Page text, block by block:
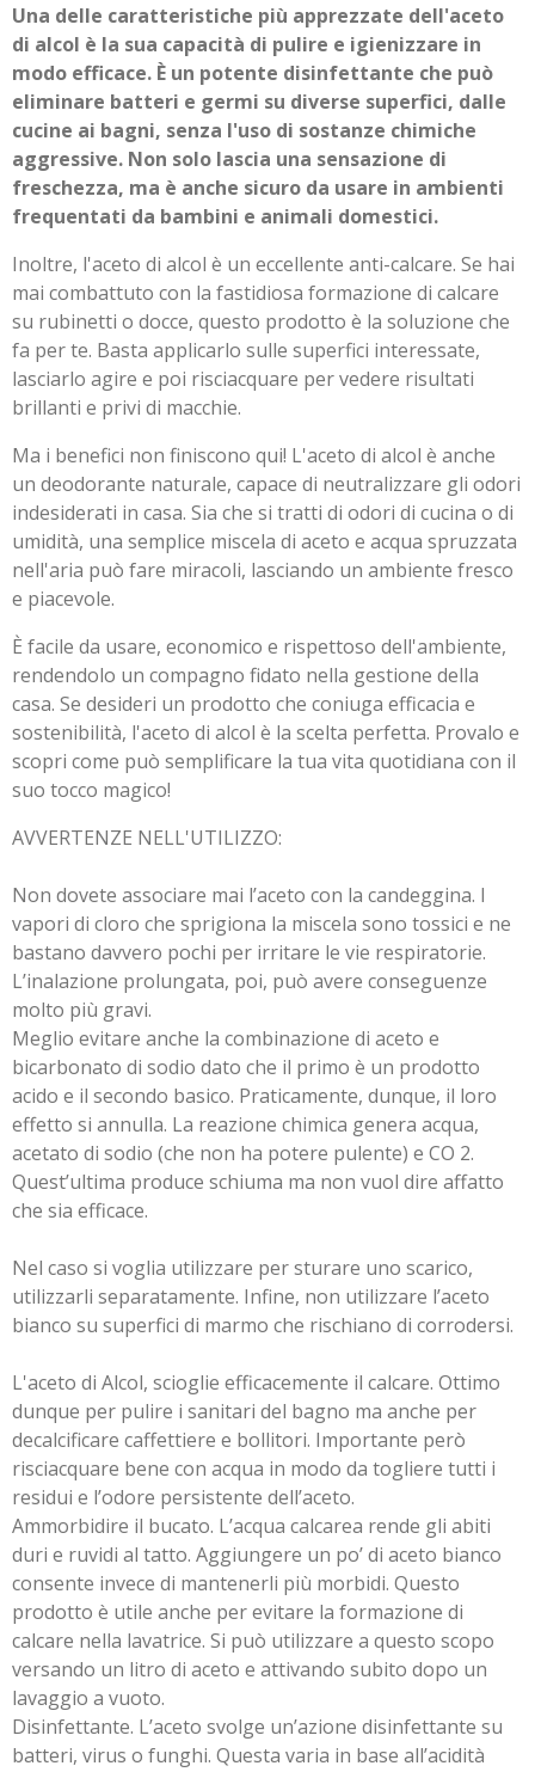
Una delle caratteristiche più apprezzate dell'aceto
di alcol è la sua capacità di pulire e igienizzare in
modo efficace. È un potente disinfettante che può
eliminare batteri e germi su diverse superfici, dalle
cucine ai bagni, senza l'uso di sostanze chimiche
aggressive. Non solo lascia una sensazione di
freschezza, ma è anche sicuro da usare in ambienti
frequentati da bambini e animali domestici.
Inoltre, l'aceto di alcol è un eccellente anti-calcare. Se hai
mai combattuto con la fastidiosa formazione di calcare
su rubinetti o docce, questo prodotto è la soluzione che
fa per te. Basta applicarlo sulle superfici interessate,
lasciarlo agire e poi risciacquare per vedere risultati
brillanti e privi di macchie.
Ma i benefici non finiscono qui! L'aceto di alcol è anche
un deodorante naturale, capace di neutralizzare gli odori
indesiderati in casa. Sia che si tratti di odori di cucina o di
umidità, una semplice miscela di aceto e acqua spruzzata
nell'aria può fare miracoli, lasciando un ambiente fresco
e piacevole.
È facile da usare, economico e rispettoso dell'ambiente,
rendendolo un compagno fidato nella gestione della
casa. Se desideri un prodotto che coniuga efficacia e
sostenibilità, l'aceto di alcol è la scelta perfetta. Provalo e
scopri come può semplificare la tua vita quotidiana con il
suo tocco magico!
AVVERTENZE NELL'UTILIZZO:
Non dovete associare mai l’aceto con la candeggina. I
vapori di cloro che sprigiona la miscela sono tossici e ne
bastano davvero pochi per irritare le vie respiratorie.
L’inalazione prolungata, poi, può avere conseguenze
molto più gravi.
Meglio evitare anche la combinazione di aceto e
bicarbonato di sodio dato che il primo è un prodotto
acido e il secondo basico. Praticamente, dunque, il loro
effetto si annulla. La reazione chimica genera acqua,
acetato di sodio (che non ha potere pulente) e CO 2.
Quest’ultima produce schiuma ma non vuol dire affatto
che sia efficace.
Nel caso si voglia utilizzare per sturare uno scarico,
utilizzarli separatamente. Infine, non utilizzare l’aceto
bianco su superfici di marmo che rischiano di corrodersi.
L'aceto di Alcol, scioglie efficacemente il calcare. Ottimo
dunque per pulire i sanitari del bagno ma anche per
decalcificare caffettiere e bollitori. Importante però
risciacquare bene con acqua in modo da togliere tutti i
residui e l’odore persistente dell’aceto.
Ammorbidire il bucato. L’acqua calcarea rende gli abiti
duri e ruvidi al tatto. Aggiungere un po’ di aceto bianco
consente invece di mantenerli più morbidi. Questo
prodotto è utile anche per evitare la formazione di
calcare nella lavatrice. Si può utilizzare a questo scopo
versando un litro di aceto e attivando subito dopo un
lavaggio a vuoto.
Disinfettante. L’aceto svolge un’azione disinfettante su
batteri, virus o funghi. Questa varia in base all’acidità